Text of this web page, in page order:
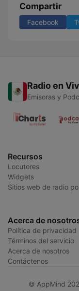
Compartir
Facebook
Radio en
Emisoras y
Recursos
Locutores
Widgets
Sitios web de radio
Acerca de
Política de privacidad
Términos del servicio
Acerca de nosotros
Contáctenos
© AppMind